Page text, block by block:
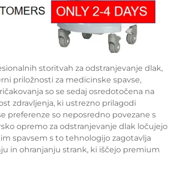
storitvah za odstranjevanje dlak,
priložnosti za medicinske spavse,
so se sedaj osredotočena na
zdravljenja, ki ustrezno prilagodi
preferenze so neposredno povezane s
opremo za odstranjevanje dlak ločujejo
spavsem s to tehnologijo zagotavlja
in ohranjanju strank, ki iščejo premium